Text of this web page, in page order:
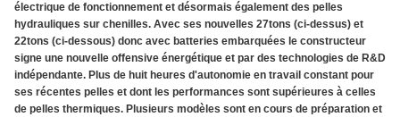
électrique de fonctionnement et désormais également des pelles
hydrauliques sur chenilles. Avec ses nouvelles 27tons (ci-dessus) et
22tons (ci-dessous) donc avec batteries embarquées le constructeur
signe une nouvelle offensive énergétique et par des technologies de R&D
indépendante. Plus de huit heures d'autonomie en travail constant pour
ses récentes pelles et dont les performances sont supérieures à celles
de pelles thermiques. Plusieurs modèles sont en cours de préparation et